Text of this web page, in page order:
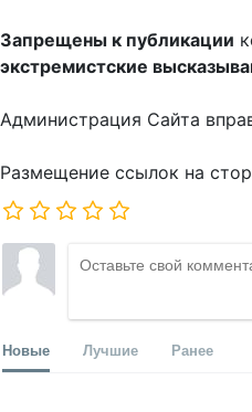
Запрещены к публикации
экстремистские
Администрация Сайта
Размещение ссылок на
Новые Лучшие Ранее